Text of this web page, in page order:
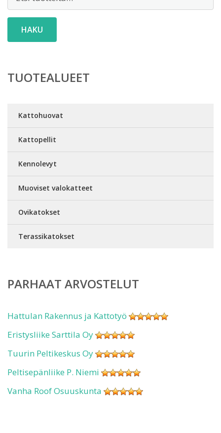
HAKU
TUOTEALUEET
Kattohuovat
Kattopellit
Kennolevyt
Muoviset valokatteet
Ovikatokset
Terassikatokset
PARHAAT ARVOSTELUT
Hattulan Rakennus ja Kattotyö
Eristysliike Sarttila Oy
Tuurin Peltikeskus Oy
Peltisepänliike P. Niemi
Vanha Roof Osuuskunta